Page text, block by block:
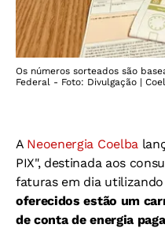
Os números sorteados são
Federal - Foto: Divulgação |
A Neoenergia Coelba
PIX", destinada aos
faturas em dia
oferecidos estão um
de conta de energia